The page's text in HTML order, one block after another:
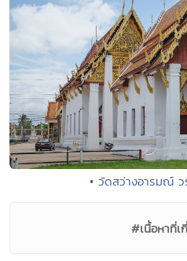
• วัดสว่างอารมณ์
#เนื้อหาที่เ